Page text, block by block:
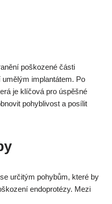
poškozené části
implantátem. Po
je klíčová pro úspěšné
pohyblivost a posílit
určitým pohybům, které by
endoprotézy. Mezi